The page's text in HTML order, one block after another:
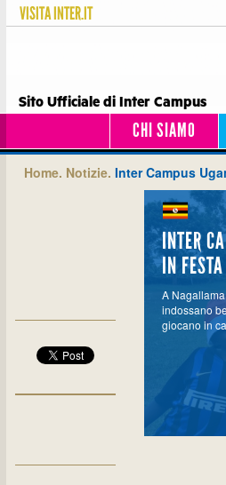
VISITAINTER.IT
Sito Ufficiale di Inter Campus
CHI SIAMO
Home. Notizie. Inter Campus
INTER
IN FESTA
A
indossano
giocano in